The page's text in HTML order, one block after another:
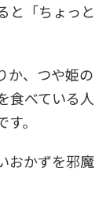
と「ちょっと
か、つや姫の
食べている人
。
おかずを邪魔